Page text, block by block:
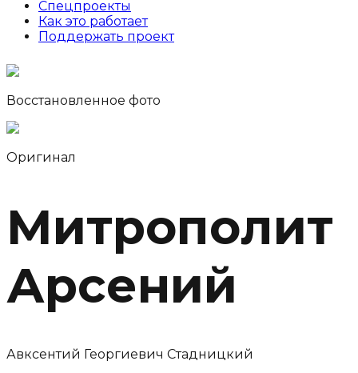
Спецпроекты
Как это работает
Поддержать проект
Восстановленное фото
Оригинал
Митрополит
Арсений
Авксентий Георгиевич Стадницкий